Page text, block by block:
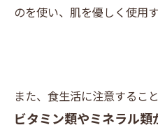
のを使い、肌を優しく使用
また、食生活に注意するこ
ビタミン類やミネラル